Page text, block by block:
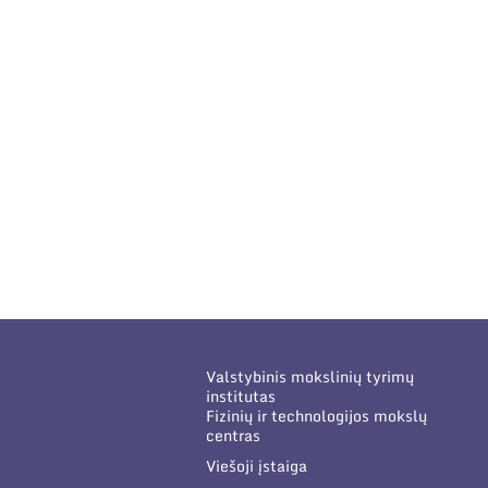
Valstybinis mokslinių tyrimų
institutas
Fizinių ir technologijos mokslų
centras
Viešoji įstaiga